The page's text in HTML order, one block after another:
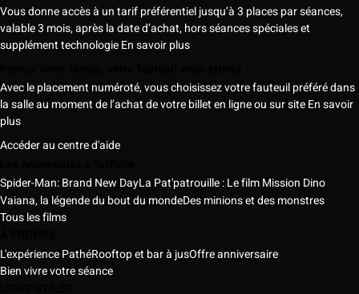
Vous donne accès à un tarif préférentiel jusqu’à 3 places par séances,
valable 3 mois, après la date d’achat, hors séances spéciales et
supplément technologieEn savoir plus
Avec le placement numéroté, vous choisissez votre fauteuil préféré dans
la salle au moment de l’achat de votre billet en ligne ou sur siteEn savoir
plus
Accéder au centre d'aide
Spider-Man: Brand New DayLa Pat'patrouille : Le film Mission Dino
Vaiana, la légende du bout du mondeDes minions et des monstres
Tous les films
L'expérience PathéRooftop et bar à jusOffre anniversaire
Bien vivre votre séance